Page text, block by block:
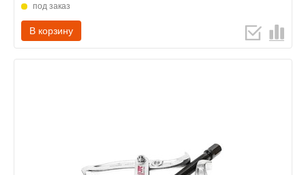
под заказ
В корзину